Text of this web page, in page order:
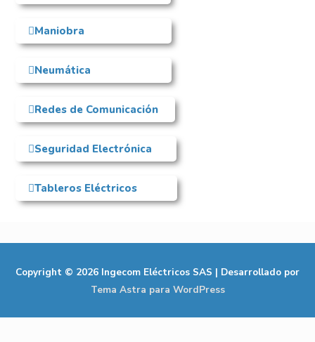
Maniobra
Neumática
Redes de Comunicación
Seguridad Electrónica
Tableros Eléctricos
Copyright © 2026 Ingecom Eléctricos SAS | Desarrollado por
Tema Astra para WordPress